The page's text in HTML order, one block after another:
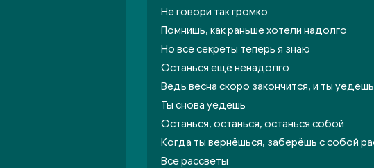
Не говори так громко
Помнишь, как раньше хотели надолго
Но все секреты теперь я знаю
Останься ещё ненадолго
Ведь весна скоро закончится, и ты уедешь
Ты снова уедешь
Останься, останься, останься собой
Когда ты вернёшься, заберёшь с собой
Все рассветы